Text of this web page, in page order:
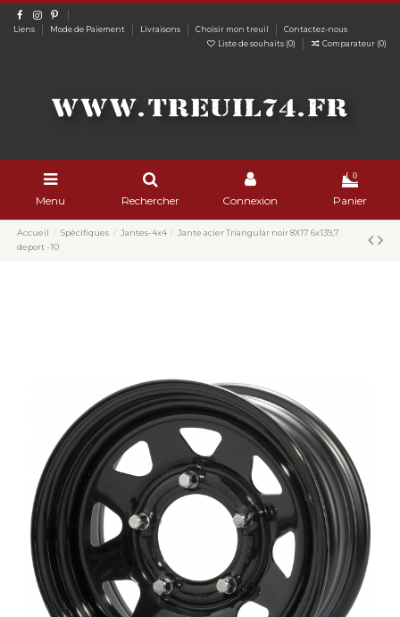
Liens Mode de Paiement Livraisons Choisir mon treuil
Contactez-nous
Liste de souhaits (0) Comparateur (0)
Menu Rechercher Connexion
0
Panier
Accueil Spécifiques Jantes-4x4
Jante acier Triangular noir 8X17 6x139,7
deport -10